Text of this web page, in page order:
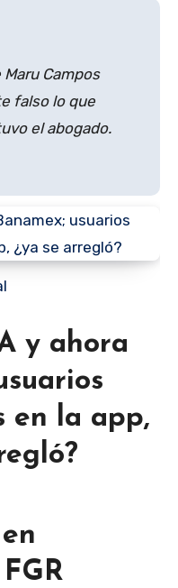
Campos
falso lo que
el abogado.
y ahora
en la app,